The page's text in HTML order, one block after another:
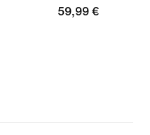
59,99 €
59,99 €